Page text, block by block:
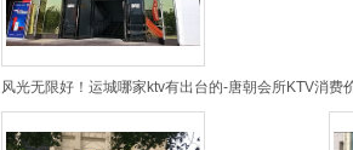
风光无限好！运城哪家ktv有出台的-唐朝会所KTV消费